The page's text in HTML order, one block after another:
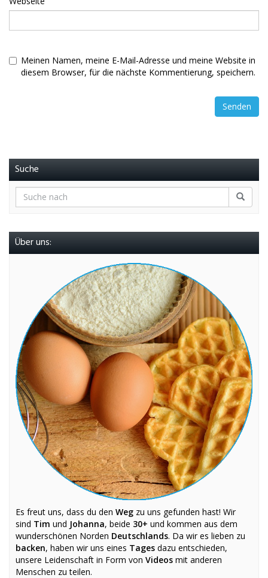
Meinen Namen, meine E-Mail-Adresse und meine Website in
diesem Browser, für die nächste Kommentierung, speichern.
Suche
Über uns:
Es freut uns, dass du den Weg zu uns gefunden hast! Wir
sind Tim und Johanna, beide 30+ und kommen aus dem
wunderschönen Norden Deutschlands. Da wir es lieben zu
backen, haben wir uns eines Tages dazu entschieden,
unsere Leidenschaft in Form von Videos mit anderen
Menschen zu teilen.